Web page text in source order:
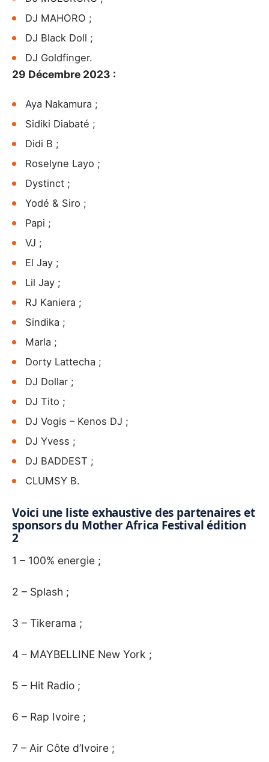
DJ MAHORO ;
DJ Black Doll ;
DJ Goldfinger.
29 Décembre 2023 :
Aya Nakamura ;
Sidiki Diabaté ;
Didi B ;
Roselyne Layo ;
Dystinct ;
Yodé & Siro ;
Papi ;
VJ ;
El Jay ;
Lil Jay ;
RJ Kaniera ;
Sindika ;
Marla ;
Dorty Lattecha ;
DJ Dollar ;
DJ Tito ;
DJ Vogis – Kenos DJ ;
DJ Yvess ;
DJ BADDEST ;
CLUMSY B.
Voici une liste exhaustive des partenaires et
sponsors du Mother Africa Festival édition
2
1 – 100% energie ;
2 – Splash ;
3 – Tikerama ;
4 – MAYBELLINE New York ;
5 – Hit Radio ;
6 – Rap Ivoire ;
7 – Air Côte d’Ivoire ;